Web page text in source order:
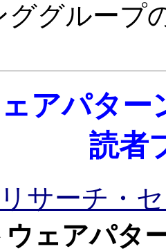
ググループ
アパター
読者
サーチ・
ウェアパタ